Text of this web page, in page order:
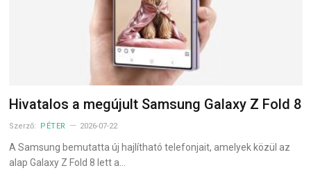
Hivatalos a megújult Samsung Galaxy Z Fold 8
Szerző: PÉTER 2026-07-22
A Samsung bemutatta új hajlítható telefonjait, amelyek közül az
alap Galaxy Z Fold 8 lett a…